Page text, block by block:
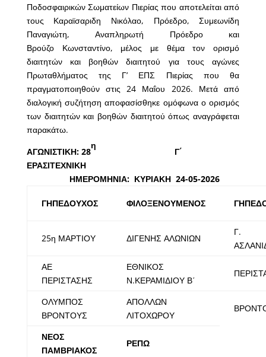
Ποδοσφαιρικών Σωματείων Πιερίας που αποτελείται από
τους Καραϊσαριδη Νικόλαο, Πρόεδρο,
Συμεωνίδη
Παναγιώτη,Αναπληρωτή Πρόεδρο
και
Βρούζο
Κωνσταντίνο, μέλος με θέμα τον ορισμό
διαιτητών και βοηθών διαιτητού για τους αγώνες
Πρωταθλήματος της Γ’ ΕΠΣ Πιερίας που θα
πραγματοποιηθούν στις 24 Μαΐου 2026. Μετά από
διαλογική συζήτηση αποφασίσθηκε ομόφωνα ο ορισμός
των διαιτητών και βοηθών διαιτητού όπως αναγράφεται
παρακάτω.
ΑΓΩΝΙΣΤΙΚΗ: 28
η
Γ΄
ΕΡΑΣΙΤΕΧΝΙΚΗ
ΗΜΕΡΟΜΗΝΙΑ: ΚΥΡΙΑΚΗ 24-05-2026
ΓΗΠΕΔΟΥΧΟΣ ΦΙΛΟΞΕΝΟΥΜΕΝΟΣ
25η ΜΑΡΤΙΟΥ ΔΙΓΕΝΗΣ ΑΛΩΝΙΩΝ
Γ.
ΑΕ
ΠΕΡΙΣΤΑΣΗΣ
ΕΘΝΙΚΟΣ
Ν.ΚΕΡΑΜΙΔΙΟΥ Β΄
ΟΛΥΜΠΟΣ
ΒΡΟΝΤΟΥΣ
ΑΠΟΛΛΩΝ
ΛΙΤΟΧΩΡΟΥ
ΝΕΟΣ
ΠΑΜΒΡΙΑΚΟΣ
ΡΕΠΩ